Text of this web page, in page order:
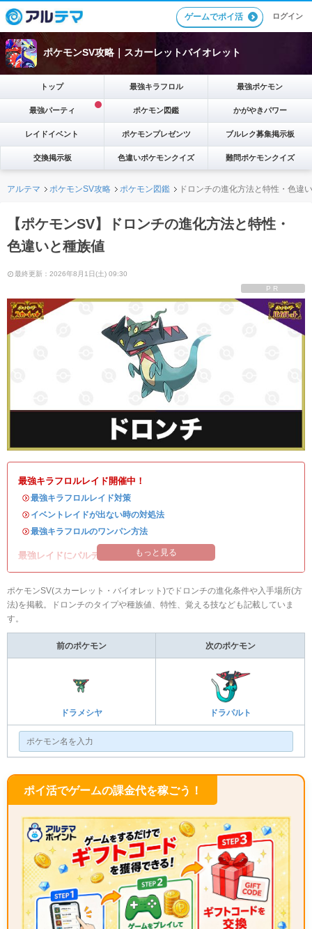
ゲームでポイ活 ログイン
ポケモンSV攻略｜スカーレットバイオレット
トップ 最強キラフロル 最強ポケモン
最強パーティ ポケモン図鑑 かがやきパワー
レイドイベント ポケモンプレゼンツ ブルレク募集掲示板
交換掲示板 色違いポケモンクイズ 難問ポケモンクイズ
アルテマ ポケモンSV攻略 ポケモン図鑑 ドロンチの進化方法と特性・色違
【ポケモンSV】ドロンチの進化方法と特性・
色違いと種族値
最終更新：2026年8月1日(土) 09:30
PR
最強キラフロルレイド開催中！
・最強キラフロルレイド対策
・ イベントレイドが出ない時の対処法
・最強キラフロルのワンパン方法
最強レイドにパルデアの強力なポケモンが登場！
もっと見る
ポケモンSV(スカーレット・バイオレット)でドロンチの進化条件や入手場所(方
法)を掲載。ドロンチのタイプや種族値、特性、覚える技なども記載していま
す。
前のポケモン 次のポケモン
ドラメシヤ ドラパルト
ポイ活でゲームの課金代を稼ごう！